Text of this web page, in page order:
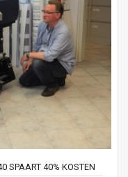
SPAART 40% KOSTEN